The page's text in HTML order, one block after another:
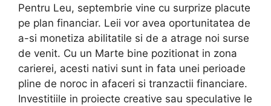
Pentru Leu, septembrie vine cu surprize placute
pe plan financiar. Leii vor avea oportunitatea de
a-si monetiza abilitatile si de a atrage noi surse
de venit. Cu un Marte bine pozitionat in zona
carierei, acesti nativi sunt in fata unei perioade
pline de noroc in afaceri si tranzactii financiare.
Investitiile in proiecte creative sau speculative le